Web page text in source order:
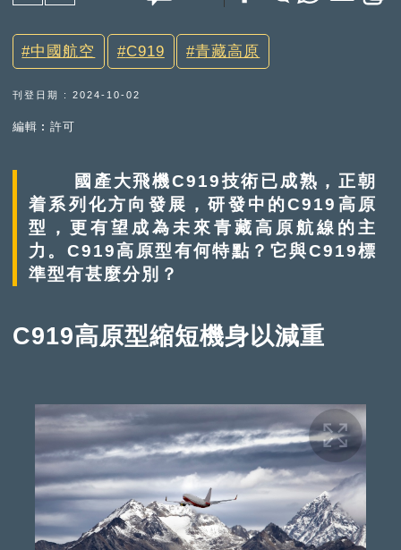
中國航空 C919 青藏高原
刊登日期 : 2024-10-02
編輯︰許可
國產大飛機C919技術已成熟，正朝
着系列化方向發展，研發中的C919高原
型，更有望成為未來青藏高原航線的主
力。C919高原型有何特點？它與C919標
準型有甚麼分別？
C919高原型縮短機身以減重